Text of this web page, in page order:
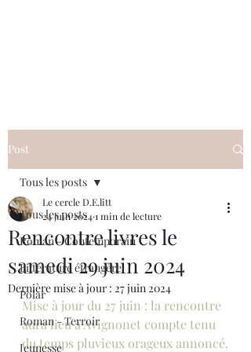
Post
Tous les posts
Roman - Contemporain
Littérature étrangère
Polar
Roman - Terroir
Jeunesse
Tous les posts
Rencontre livres le
samedi 29 juin 2024
Le cercle D.E.litt
24 juin 20241 min de lecture
Dernière mise à jour : 27 juin 2024
Mise à jour du 27 juin : la rencontre
aura lieu à Avignonet compte tenu
du temps pluvieux orageux annoncé.